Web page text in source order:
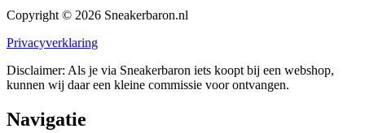
Copyright © 2026 Sneakerbaron.nl
Privacyverklaring
Disclaimer: Als je via Sneakerbaron iets koopt bij een webshop,
kunnen wij daar een kleine commissie voor ontvangen.
Navigatie